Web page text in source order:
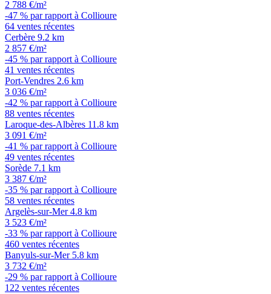
2 788 €/m²
-47 % par rapport à Collioure
64 ventes récentes
Cerbère 9.2 km
2 857 €/m²
-45 % par rapport à Collioure
41 ventes récentes
Port-Vendres 2.6 km
3 036 €/m²
-42 % par rapport à Collioure
88 ventes récentes
Laroque-des-Albères 11.8 km
3 091 €/m²
-41 % par rapport à Collioure
49 ventes récentes
Sorède 7.1 km
3 387 €/m²
-35 % par rapport à Collioure
58 ventes récentes
Argelès-sur-Mer 4.8 km
3 523 €/m²
-33 % par rapport à Collioure
460 ventes récentes
Banyuls-sur-Mer 5.8 km
3 732 €/m²
-29 % par rapport à Collioure
122 ventes récentes